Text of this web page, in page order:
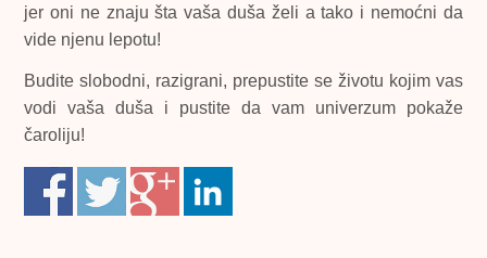
jer oni ne znaju šta vaša duša želi a tako i nemoćni da
vide njenu lepotu!
Budite slobodni, razigrani, prepustite se životu kojim vas
vodi vaša duša i pustite da vam univerzum pokaže
čaroliju!